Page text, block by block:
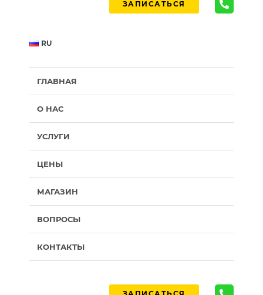
ЗАПИСАТЬСЯ
RU
ГЛАВНАЯ
О НАС
УСЛУГИ
ЦЕНЫ
МАГАЗИН
ВОПРОСЫ
КОНТАКТЫ